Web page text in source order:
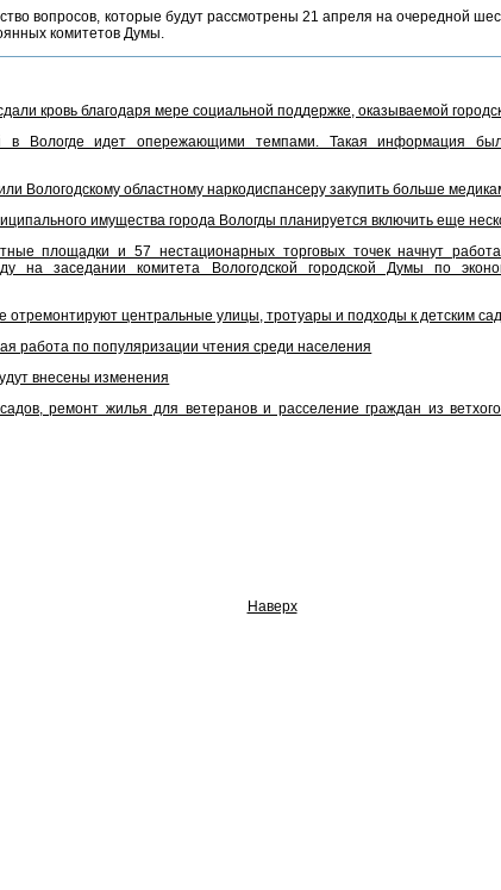
вопросов, которые будут рассмотрены 21 апреля на очередной
комитетов Думы.
кровь благодаря мере социальной поддержке, оказываемой
в Вологде идет опережающими темпами. Такая информация
Вологодскому областному наркодиспансеру закупить больше
имущества города Вологды планируется включить еще
площадки и 57 нестационарных торговых точек начнут
на заседании комитета Вологодской городской Думы по
отремонтируют центральные улицы, тротуары и подходы к детским
работа по популяризации чтения среди населения
внесены изменения
ремонт жилья для ветеранов и расселение граждан из
Наверх